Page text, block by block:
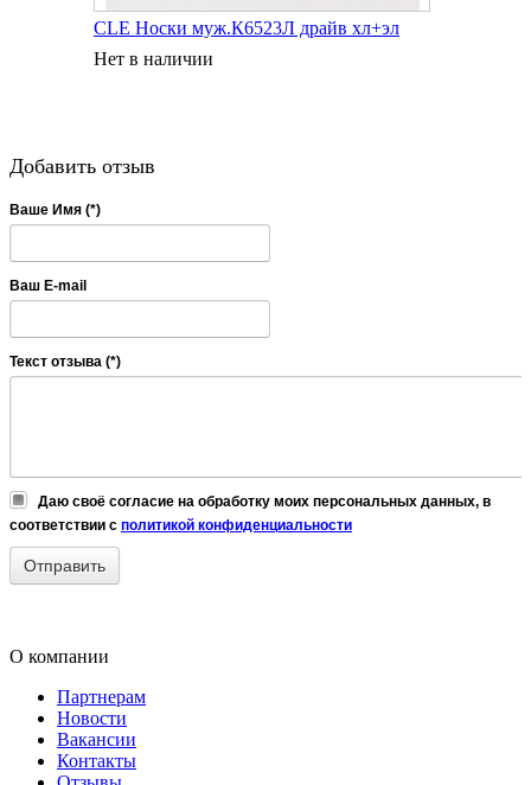
CLE Носки муж.К6523Л драйв хл+эл
Нет в наличии
Добавить отзыв
Ваше Имя (*)
Ваш E-mail
Текст отзыва (*)
Даю своё согласие на обработку моих персональных данных, в
соответствии с политикой конфиденциальности
О компании
Партнерам
Новости
Вакансии
Контакты